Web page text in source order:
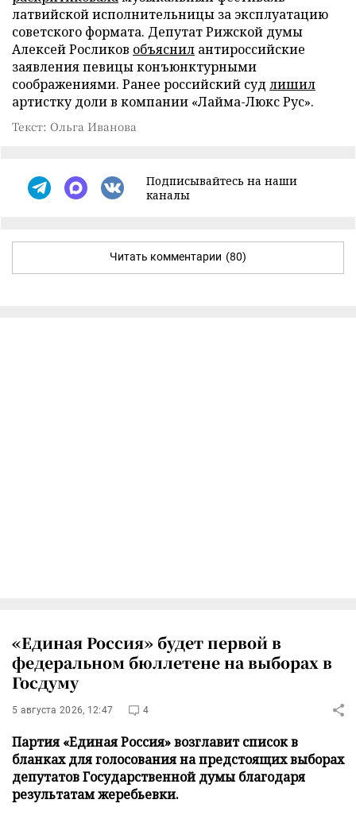
латвийской исполнительницы за эксплуатацию
советского формата. Депутат Рижской думы
Алексей Росликов объяснил антироссийские
заявления певицы конъюнктурными
соображениями. Ранее российский суд лишил
артистку доли в компании «Лайма-Люкс Рус».
Текст: Ольга Иванова
Подписывайтесь на наши
каналы
Читать комментарии (80)
«Единая Россия» будет первой в
федеральном бюллетене на выборах в
Госдуму
5 августа 2026, 12:47 4
Партия «Единая Россия» возглавит список в
бланках для голосования на предстоящих выборах
депутатов Государственной думы благодаря
результатам жеребьевки.